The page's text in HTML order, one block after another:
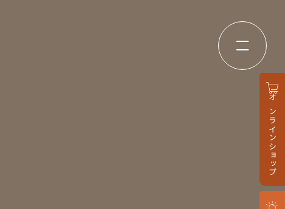
オンラインショップ